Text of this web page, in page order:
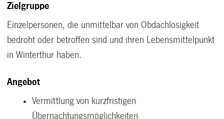
Zielgruppe
Einzelpersonen, die unmittelbar von Obdachlosigkeit
bedroht oder betroffen sind und ihren Lebensmittelpunkt
in Winterthur haben.
Angebot
Vermittlung von kurzfristigen
Übernachtungsmöglichkeiten